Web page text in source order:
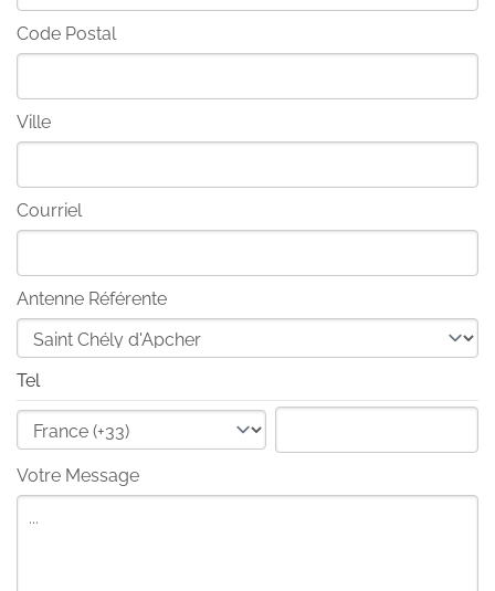
Code Postal
Ville
Courriel
Antenne Référente
Tel
Votre Message